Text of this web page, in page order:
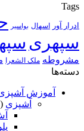
Tags
ادرار آور اسهال بواسیر
سپهری
مشروطه ملک الشعرا
دسته‌ها
آموزش
آشپزی (۴۱۸)